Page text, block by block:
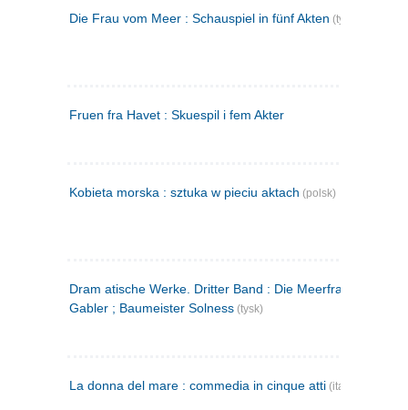
Die Frau vom Meer : Schauspiel in fünf Akten (tysk)
Fruen fra Havet : Skuespil i fem Akter
Kobieta morska : sztuka w pieciu aktach (polsk)
Dram atische Werke. Dritter Band : Die Meerfrau ; Hedda
Gabler ; Baumeister Solness (tysk)
La donna del mare : commedia in cinque atti (italiensk)